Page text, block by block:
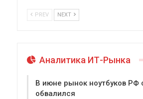
PREV NEXT
Аналитика ИТ-Рынка
В июне рынок ноутбуков РФ
обвалился